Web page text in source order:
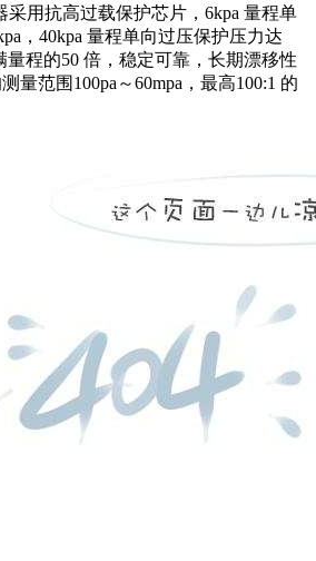
采用抗高过载保护芯片，6kpa 量程单
，40kpa 量程单向过压保护压力达
量程的50 倍，稳定可靠，长期漂移性
量范围100pa～60mpa，最高100:1 的